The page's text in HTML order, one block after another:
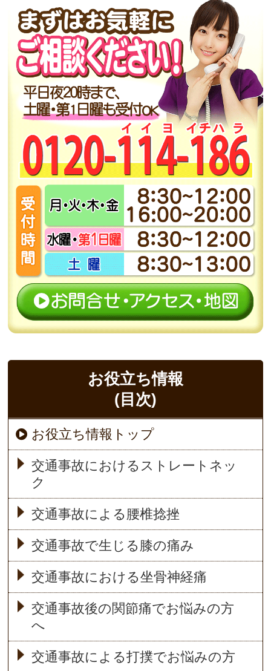
お役立ち情報
(目次)
お役立ち情報トップ
交通事故におけるストレートネッ
ク
交通事故による腰椎捻挫
交通事故で生じる膝の痛み
交通事故における坐骨神経痛
交通事故後の関節痛でお悩みの方
へ
交通事故による打撲でお悩みの方